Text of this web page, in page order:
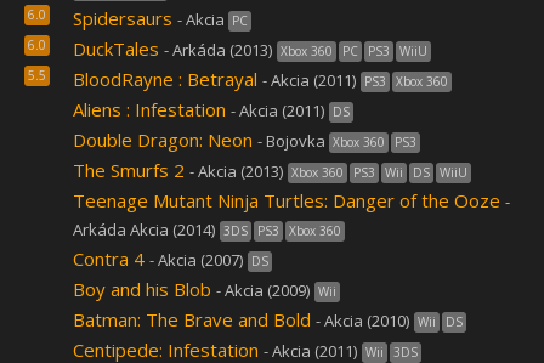
Spidersaurs - Akcia PC
6.0
DuckTales - Arkáda (2013) Xbox 360 PC PS3 WiiU
6.0
BloodRayne : Betrayal - Akcia (2011) PS3 Xbox 360
5.5
Aliens : Infestation - Akcia (2011) DS
Double Dragon: Neon - Bojovka Xbox 360 PS3
The Smurfs 2 - Akcia (2013) Xbox 360 PS3 Wii DS WiiU
Teenage Mutant Ninja Turtles: Danger of the Ooze -
Arkáda Akcia (2014) 3DS PS3 Xbox 360
Contra 4 - Akcia (2007) DS
Boy and his Blob - Akcia (2009) Wii
Batman: The Brave and Bold - Akcia (2010) Wii DS
Centipede: Infestation - Akcia (2011) Wii 3DS